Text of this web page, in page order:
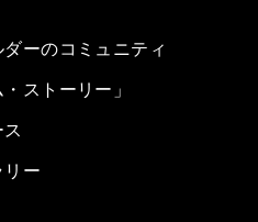
ーのコミュニティ
ストーリー」
ー